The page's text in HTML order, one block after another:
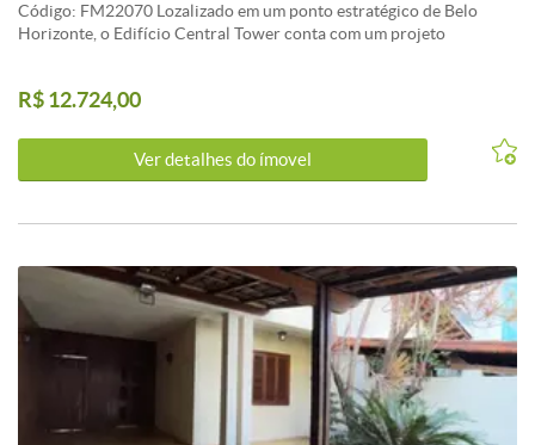
Código: FM22070 Lozalizado em um ponto estratégico de Belo
Horizonte, o Edifício Central Tower conta com um projeto
Estacionamento privativo. Visite nosso site:
social
R$ 12.724,00
Ver detalhes do ímovel